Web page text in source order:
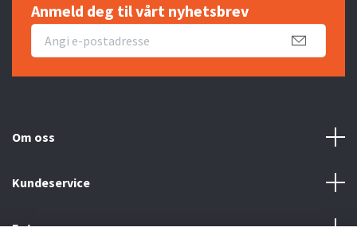
Anmeld deg til vårt nyhetsbrev
Om oss
Kundeservice
Fotmeny